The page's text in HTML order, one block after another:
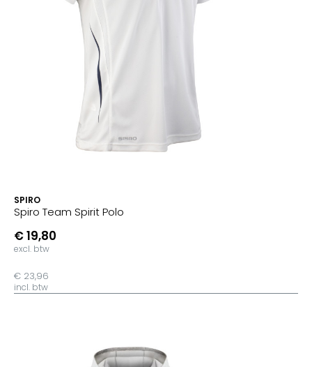
SPIRO
Spiro Team Spirit Polo
€ 19,80
excl. btw
€ 23,96
incl. btw